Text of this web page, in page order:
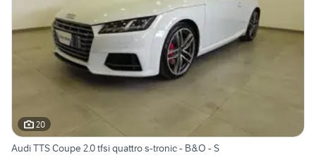
20
Audi TTS Coupe 2.0 tfsi quattro s-tronic - B&O - S